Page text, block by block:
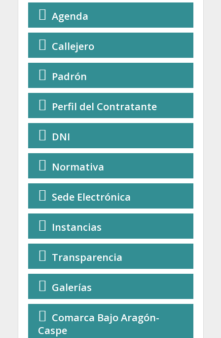
Agenda
Callejero
Padrón
Perfil del Contratante
DNI
Normativa
Sede Electrónica
Instancias
Transparencia
Galerías
Comarca Bajo Aragón-
Caspe